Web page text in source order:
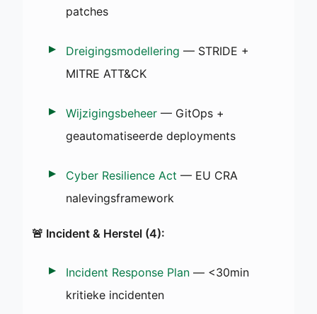
patches
Dreigingsmodellering — STRIDE +
MITRE ATT&CK
Wijzigingsbeheer — GitOps +
geautomatiseerde deployments
Cyber Resilience Act — EU CRA
nalevingsframework
🚨 Incident & Herstel (4):
Incident Response Plan — <30min
kritieke incidenten